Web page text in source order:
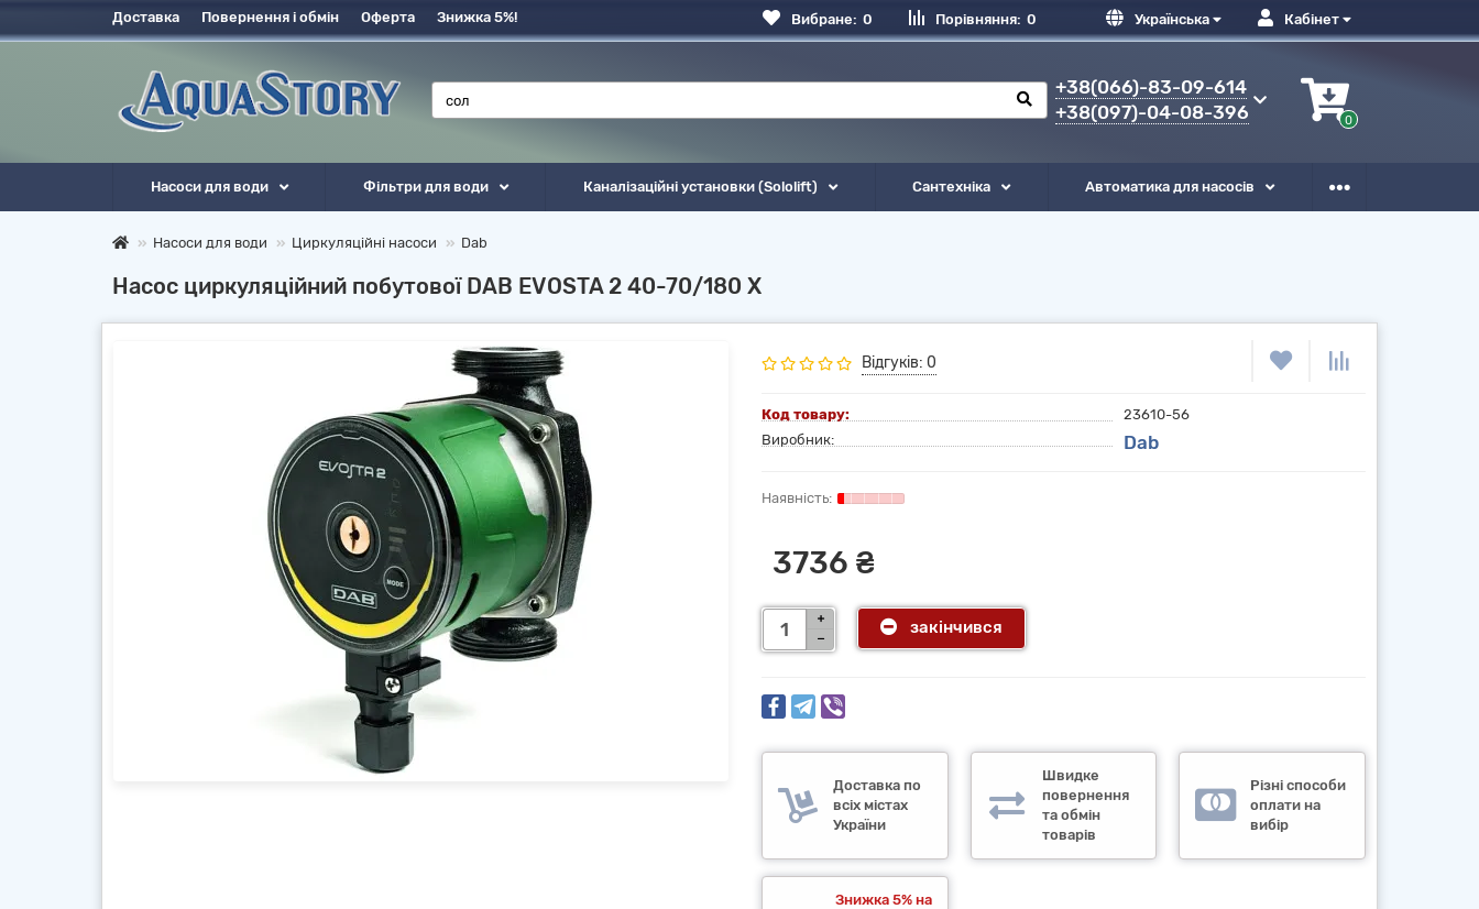
Кабінет
Українська
Порівняння: 0
Вибране: 0
Доставка Повернення і обмін Оферта Знижка 5%!
+38(066)-83-09-614
+38(097)-04-08-396
0
Насоси для води Фільтри для води Каналізаційні установки (Sololift) Сантехніка Автоматика для насосів
Насоси для води Циркуляційні насоси Dab
Насос циркуляційний побутової DAB EVOSTA 2 40-70/180 X
Відгуків: 0
Код товару:
23610-56
Виробник:
Dab
3736 ₴
закінчився
Доставка по
всіх містах
України
Швидке
повернення
та обмін
товарів
Різні способи
оплати на
вибір
Знижка 5% на